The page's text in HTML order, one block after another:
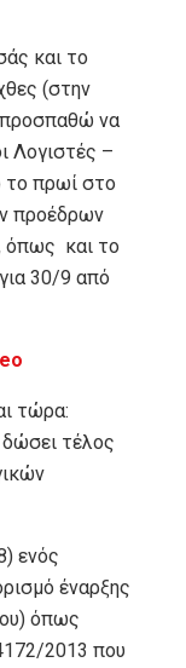
και το
(στην
να
Λογιστές –
το πρωί στο
προέδρων
όπως και το
30/9 από
τώρα:
δώσει τέλος
ενός
έναρξης
όπως
2013 που